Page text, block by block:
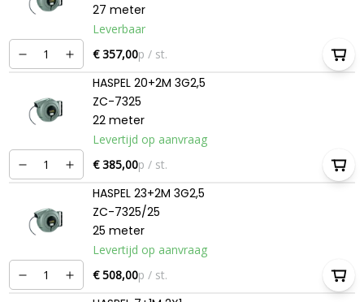
27 meter
Leverbaar
€ 357,00p / st.
HASPEL 20+2M 3G2,5
ZC-7325
22 meter
Levertijd op aanvraag
€ 385,00p / st.
HASPEL 23+2M 3G2,5
ZC-7325/25
25 meter
Levertijd op aanvraag
€ 508,00p / st.